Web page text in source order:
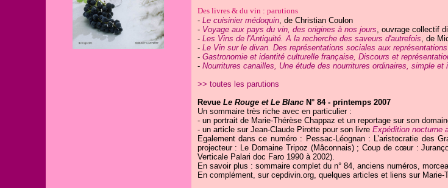
Des livres & du vin : parutions
- Le cuisinier médoquin, de Christian Coulon
- Voyage aux pays du vin, des origines à nos jours, ouvrage collectif
- Les Vins de l'Antiquité. A la recherche des saveurs d'autrefois, de
- Le Vin sur le divan. Des représentations sociales aux
- Gastronomie et identité culturelle française, Discours et
- Nourritures canailles, Une étude des nourritures ordinaires, simple
>> toutes les parutions
Revue Le Rouge et Le BlancN° 84 - printemps 2007
Un sommaire très riche avec en particulier :
- un portrait de Marie-Thérèse Chappaz et un reportage sur son
- un article sur Jean-Claude Pirotte pour son livre Expédition nocturne
Egalement dans ce numéro : Pessac-Léognan : L’aristocratie des
projecteur : Le Domaine Tripoz (Mâconnais) ; Coup de cœur :
Verticale Palari doc Faro 1990 à 2002).
En savoir plus : sommaire complet du n° 84, anciens numéros,
En complément, sur cepdivin.org, quelques articles et liens sur